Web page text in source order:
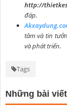
http://
đáp.
tâm và tin
và phát triển.
Tags
Những bài